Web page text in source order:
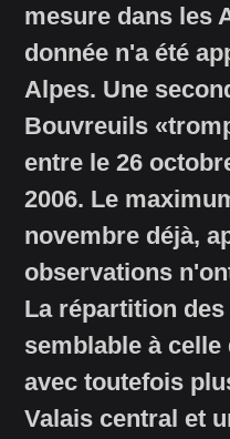
mesure dans les
donnée n'a été
Alpes. Une
Bouvreuils
entre le 26
2006. Le
novembre déjà,
observations
La répartition
semblable à
avec toutefois
Valais central et